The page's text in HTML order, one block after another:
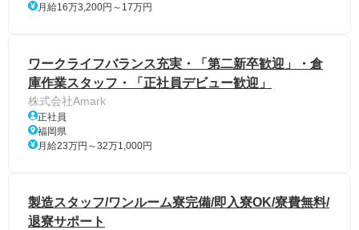
月給16万3,200円～17万円
ワークライフバランス充実・「第二新卒歓迎」・倉
庫作業スタッフ・「正社員デビュー歓迎」
株式会社Amark
正社員
福岡県
月給23万円～32万1,000円
製造スタッフ/ワンルーム寮完備/即入寮OK/寮費無料/
退寮サポート